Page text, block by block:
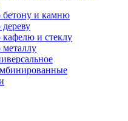
бетону и камню
кафелю и стеклу